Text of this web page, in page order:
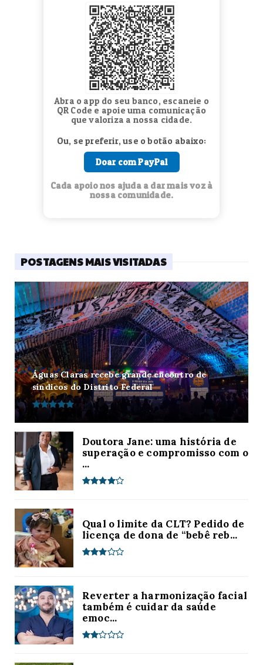
Abra o app do seu banco, escaneie o
QR Code e apoie uma comunicação
que valoriza a nossa cidade.
Ou, se preferir, use o botão abaixo:
Doar com PayPal
Cada apoio nos ajuda a dar mais voz à
nossa comunidade.
POSTAGENS MAIS VISITADAS
Águas Claras recebe grande encontro de
síndicos do Distrito Federal
Doutora Jane: uma história de
superação e compromisso com o
...
Qual o limite da CLT? Pedido de
licença de dona de “bebê reb...
Reverter a harmonização facial
também é cuidar da saúde
emoc...